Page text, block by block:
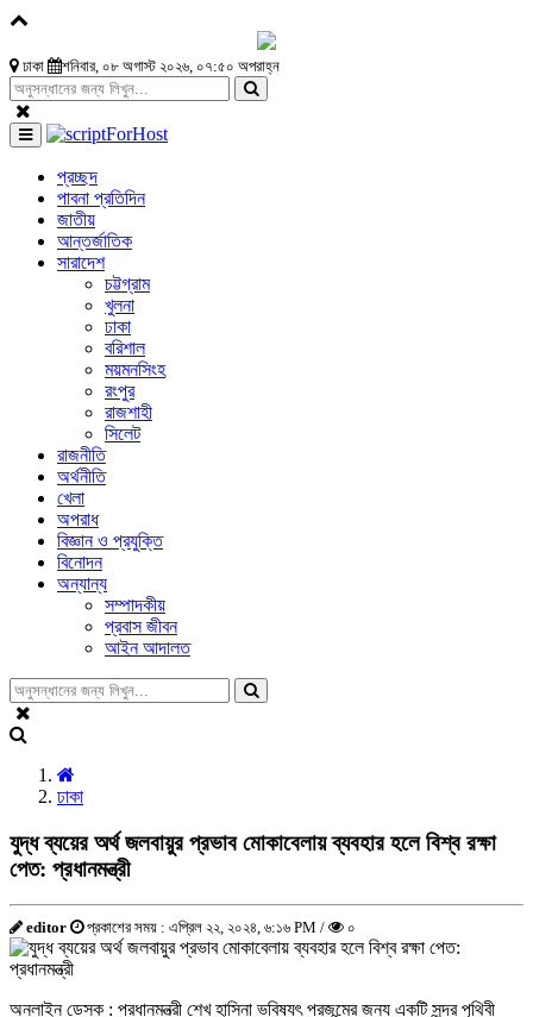
ঢাকা শনিবার, ০৮ অগাস্ট ২০২৬, ০৭:৫০ অপরাহ্ন
প্রচ্ছদ
পাবনা প্রতিদিন
জাতীয়
আন্তর্জাতিক
সারাদেশ
চট্টগ্রাম
খুলনা
ঢাকা
বরিশাল
ময়মনসিংহ
রংপুর
রাজশাহী
সিলেট
রাজনীতি
অর্থনীতি
খেলা
অপরাধ
বিজ্ঞান ও প্রযুক্তি
বিনোদন
অন্যান্য
সম্পাদকীয়
প্রবাস জীবন
আইন আদালত
ঢাকা
যুদ্ধ ব্যয়ের অর্থ জলবায়ুর প্রভাব মোকাবেলায় ব্যবহার হলে বিশ্ব রক্ষা
পেত: প্রধানমন্ত্রী
editor প্রকাশের সময় : এপ্রিল ২২, ২০২৪, ৬:১৬ PM / ০
অনলাইন ডেস্ক : প্রধানমন্ত্রী শেখ হাসিনা ভবিষ্যৎ প্রজন্মের জন্য একটি সুন্দর পৃথিবী